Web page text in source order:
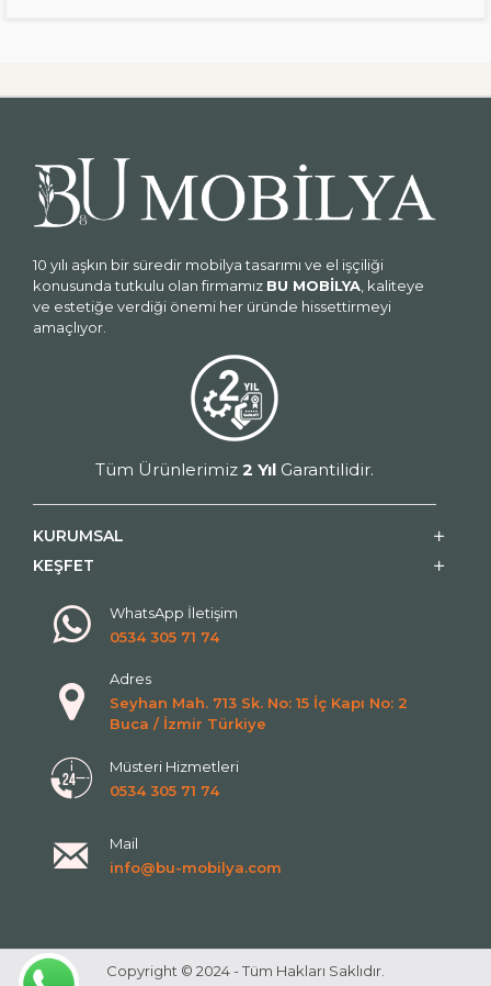
10 yılı aşkın bir süredir mobilya tasarımı ve el işçiliği
konusunda tutkulu olan firmamız BU MOBİLYA , kaliteye
ve estetiğe verdiği önemi her üründe hissettirmeyi
amaçlıyor.
Tüm Ürünlerimiz 2 YılGarantilidir.
KURUMSAL
KEŞFET
WhatsApp İletişim
0534 305 71 74
Adres
Seyhan Mah. 713 Sk. No: 15 İç Kapı No: 2
Buca / İzmir Türkiye
Müsteri Hizmetleri
0534 305 71 74
Mail
info@bu-mobilya.com
Copyright © 2024 - Tüm Hakları Saklıdır.